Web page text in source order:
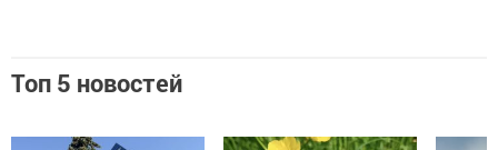
Топ 5 новостей